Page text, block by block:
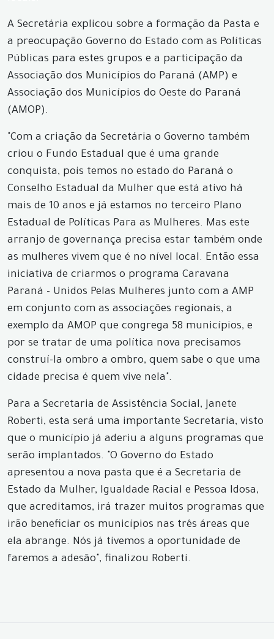
A Secretária explicou sobre a formação da Pasta e
a preocupação Governo do Estado com as Políticas
Públicas para estes grupos e a participação da
Associação dos Municípios do Paraná (AMP) e
Associação dos Municípios do Oeste do Paraná
(AMOP).
"Com a criação da Secretária o Governo também
criou o Fundo Estadual que é uma grande
conquista, pois temos no estado do Paraná o
Conselho Estadual da Mulher que está ativo há
mais de 10 anos e já estamos no terceiro Plano
Estadual de Políticas Para as Mulheres. Mas este
arranjo de governança precisa estar também onde
as mulheres vivem que é no nível local. Então essa
iniciativa de criarmos o programa Caravana
Paraná - Unidos Pelas Mulheres junto com a AMP
em conjunto com as associações regionais, a
exemplo da AMOP que congrega 58 municípios, e
por se tratar de uma política nova precisamos
construí-la ombro a ombro, quem sabe o que uma
cidade precisa é quem vive nela".
Para a Secretaria de Assistência Social, Janete
Roberti, esta será uma importante Secretaria, visto
que o município já aderiu a alguns programas que
serão implantados. "O Governo do Estado
apresentou a nova pasta que é a Secretaria de
Estado da Mulher, Igualdade Racial e Pessoa Idosa,
que acreditamos, irá trazer muitos programas que
irão beneficiar os municípios nas três áreas que
ela abrange. Nós já tivemos a oportunidade de
faremos a adesão", finalizou Roberti.